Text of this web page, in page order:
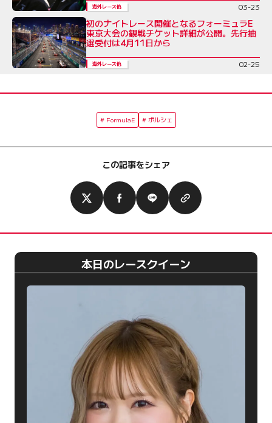
海外レース他 03-23
初のナイトレース開催となるフォーミュラE
東京大会の観戦チケット詳細が公開。先行抽
選受付は4月11日から
海外レース他 02-25
FormulaE ポルシェ
この記事をシェア
本日のレースクイーン